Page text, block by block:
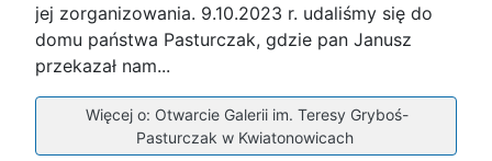
jej zorganizowania. 9.10.2023 r. udaliśmy się do
domu państwa Pasturczak, gdzie pan Janusz
przekazał nam...
Więcej o: Otwarcie Galerii im. Teresy Gryboś-
Pasturczak w Kwiatonowicach